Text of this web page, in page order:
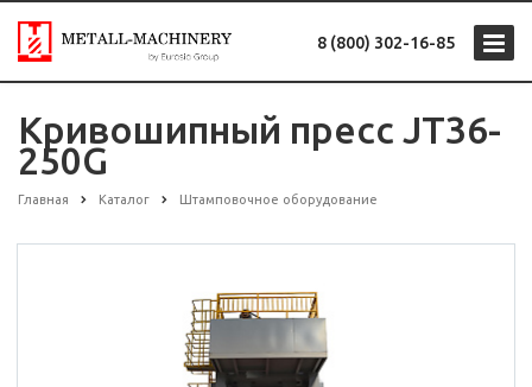
8 (800) 302-16-85
Кривошипный пресс JT36-
250G
Главная Каталог Штамповочное оборудование